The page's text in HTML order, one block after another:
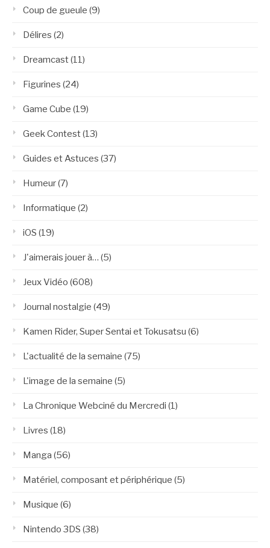
Coup de gueule (9)
Délires (2)
Dreamcast(11)
Figurines (24)
Game Cube (19)
Geek Contest(13)
Guides et Astuces (37)
Humeur(7)
Informatique (2)
iOS (19)
J'aimerais jouer à… (5)
Jeux Vidéo (608)
Journal nostalgie (49)
Kamen Rider, Super Sentai et Tokusatsu (6)
L'actualité de la semaine (75)
L'image de la semaine (5)
La Chronique Webciné du Mercredi (1)
Livres (18)
Manga (56)
Matériel, composant et périphérique (5)
Musique (6)
Nintendo 3DS (38)